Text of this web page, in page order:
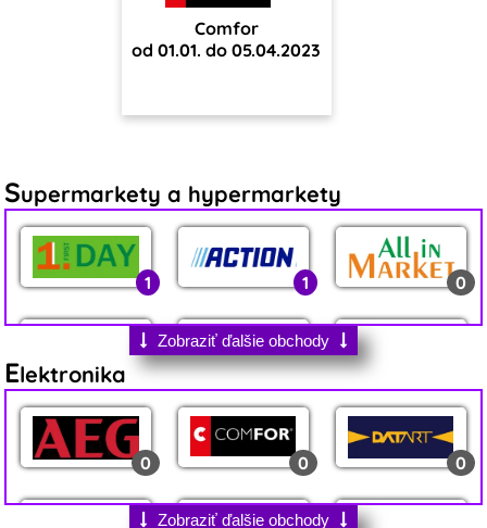
Comfor
od 01.01. do 05.04.2023
Supermarkety a hypermarkety
1 1 0
0 1
1 5 4
Zobraziť ďalšie obchody
Elektronika
0 0 0
Zobraziť ďalšie obchody